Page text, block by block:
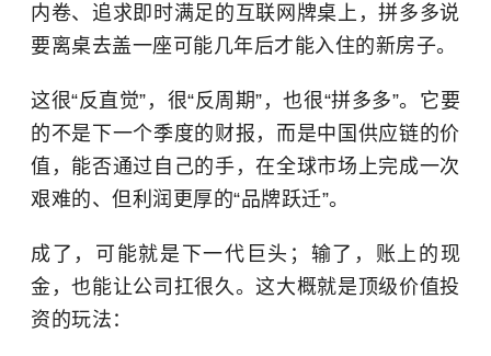
内卷、追求即时满足的互联网牌桌上，拼多多说
要离桌去盖一座可能几年后才能入住的新房子。
这很“反直觉”，很“反周期”，也很“拼多多”。它要
的不是下一个季度的财报，而是中国供应链的价
值，能否通过自己的手，在全球市场上完成一次
艰难的、但利润更厚的“品牌跃迁”。
成了，可能就是下一代巨头；输了，账上的现
金，也能让公司扛很久。这大概就是顶级价值投
资的玩法：